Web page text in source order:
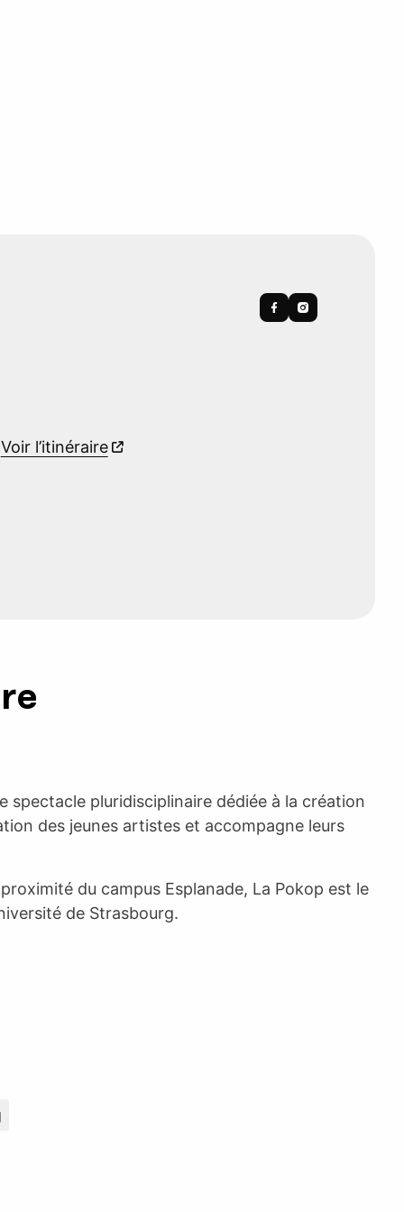
Voir l’itinéraire
spectacle pluridisciplinaire dédiée à la création
des jeunes artistes et accompagne leurs
du campus Esplanade, La Pokop est le
de Strasbourg.